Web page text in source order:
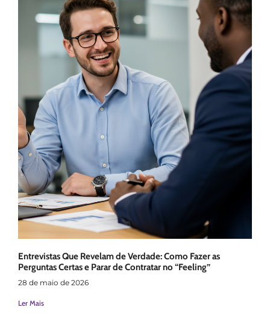
Entrevistas Que Revelam de Verdade: Como Fazer as
Perguntas Certas e Parar de Contratar no “Feeling”
28 de maio de 2026
Ler Mais